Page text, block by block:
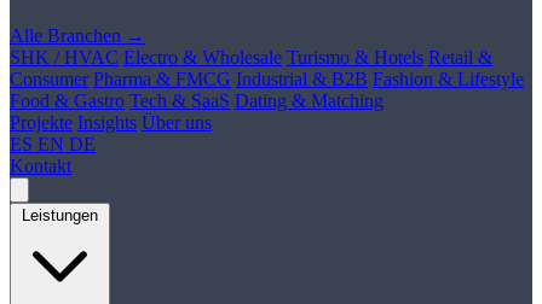
Alle Branchen →
SHK / HVAC Electro & Wholesale Turismo & Hotels Retail &
Consumer Pharma & FMCG Industrial & B2B Fashion & Lifestyle
Food & Gastro Tech & SaaS Dating & Matching
Projekte Insights Über uns
ES EN DE
Kontakt
Leistungen